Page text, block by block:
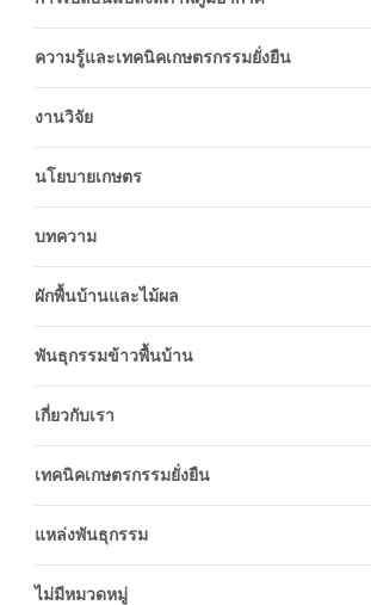
ความรู้และเทคนิคเกษตรกรรมยั่งยืน
งานวิจัย
นโยบายเกษตร
บทความ
ผักพื้นบ้านและไม้ผล
พันธุกรรมข้าวพื้นบ้าน
เกี่ยวกับเรา
เทคนิคเกษตรกรรมยั่งยืน
แหล่งพันธุกรรม
ไม่มีหมวดหมู่